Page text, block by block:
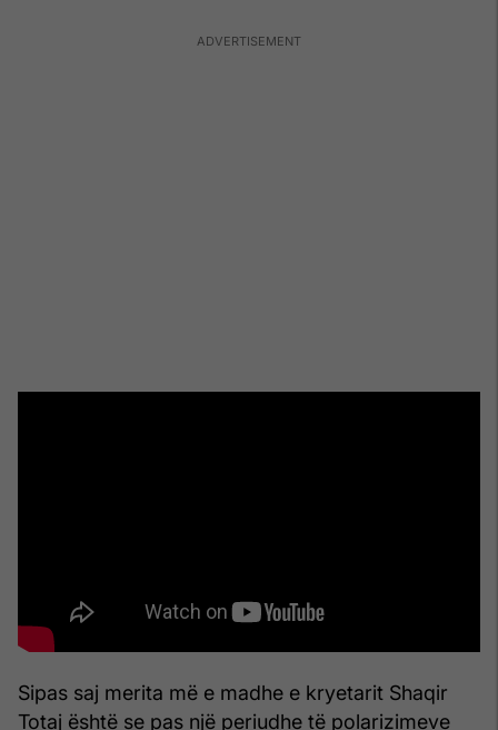
Sipas saj merita më e madhe e kryetarit Shaqir
Totaj është se pas një periudhe të polarizimeve